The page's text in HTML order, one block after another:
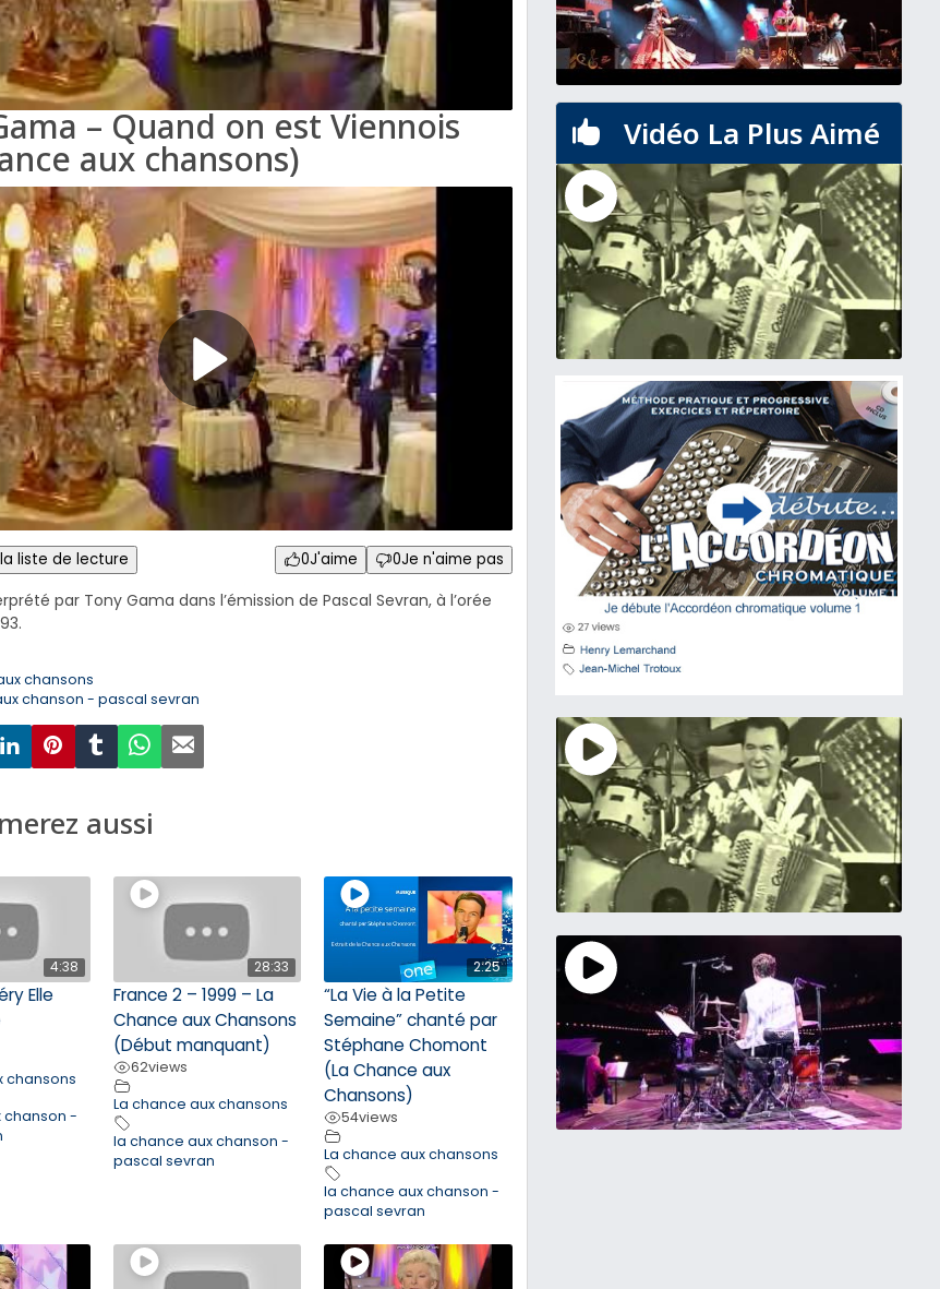
– Quand on est Viennois
aux chansons)
liste de lecture 0J'aime 0Je n'aime pas
par Tony Gama dans l’émission de Pascal Sevran, à l’orée
chansons
chanson - pascal sevran
aussi
4:38
Elle
chansons
chanson -
28:33
France 2 – 1999 – La
Chance aux Chansons
(Début manquant)
62views
La chance aux chansons
la chance aux chanson -
pascal sevran
2:25
“La Vie à la Petite
Semaine” chanté par
Stéphane Chomont
(La Chance aux
Chansons)
54views
La chance aux chansons
la chance aux chanson -
pascal sevran
 Vidéo La Plus Aimé